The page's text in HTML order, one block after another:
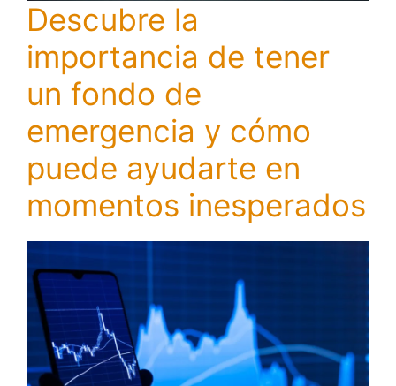
Descubre la
importancia de tener
un fondo de
emergencia y cómo
puede ayudarte en
momentos inesperados